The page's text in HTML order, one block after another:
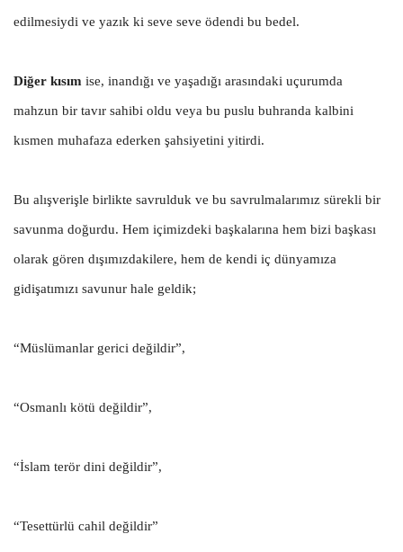
edilmesiydi ve yazık ki seve seve ödendi bu bedel.
Diğer kısım ise, inandığı ve yaşadığı arasındaki uçurumda
mahzun bir tavır sahibi oldu veya bu puslu buhranda kalbini
kısmen muhafaza ederken şahsiyetini yitirdi.
Bu alışverişle birlikte savrulduk ve bu savrulmalarımız sürekli bir
savunma doğurdu. Hem içimizdeki başkalarına hem bizi başkası
olarak gören dışımızdakilere, hem de kendi iç dünyamıza
gidişatımızı savunur hale geldik;
“Müslümanlar gerici değildir”,
“Osmanlı kötü değildir”,
“İslam terör dini değildir”,
“Tesettürlü cahil değildir”